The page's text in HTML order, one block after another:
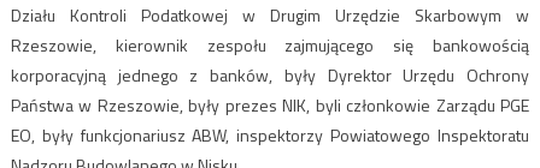
Działu Kontroli Podatkowej w Drugim Urzędzie Skarbowym w
Rzeszowie, kierownik zespołu zajmującego się bankowością
korporacyjną jednego z banków, były Dyrektor Urzędu Ochrony
Państwa w Rzeszowie, były prezes NIK, byli członkowie Zarządu PGE
EO, były funkcjonariusz ABW, inspektorzy Powiatowego Inspektoratu